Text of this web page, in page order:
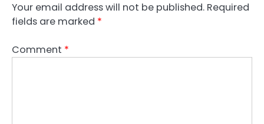
Your email address will not be published. Required
fields are marked *
Comment *